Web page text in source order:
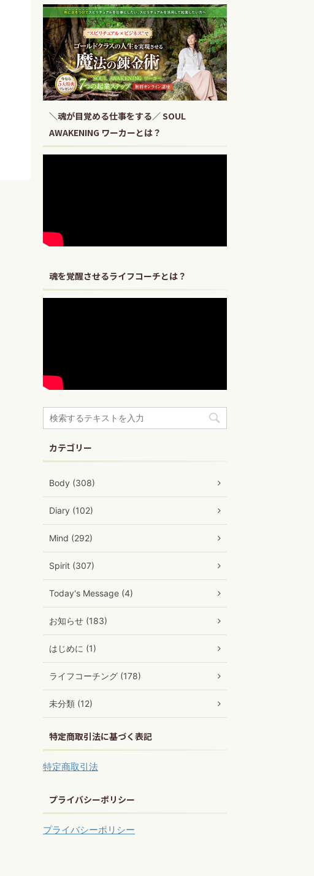
＼魂が目覚める仕事をする／ SOUL
AWAKENING ワーカーとは？
魂を覚醒させるライフコーチとは？
カテゴリー
Body (308)
Diary (102)
Mind (292)
Spirit (307)
Today's Message (4)
お知らせ (183)
はじめに (1)
ライフコーチング (178)
未分類 (12)
特定商取引法に基づく表記
特定商取引法
プライバシーポリシー
プライバシーポリシー